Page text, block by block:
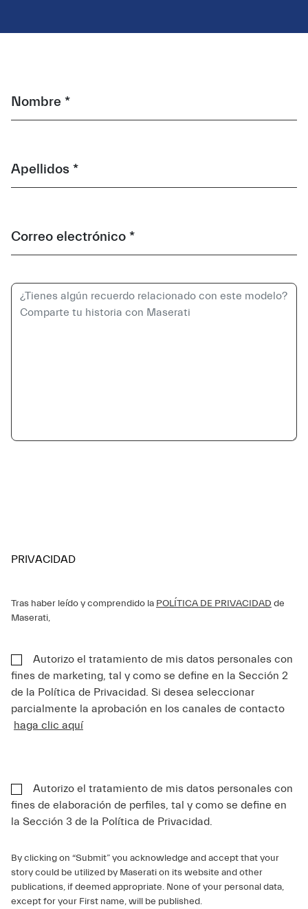
Nombre *
Apellidos *
Correo electrónico *
PRIVACIDAD
Tras haber leído y comprendido la POLÍTICA DE PRIVACIDAD de
Maserati,
Autorizo el tratamiento de mis datos personales con
fines de marketing, tal y como se define en la Sección 2
de la Política de Privacidad. Si desea seleccionar
parcialmente la aprobación en los canales de contacto
haga clic aquí
Autorizo el tratamiento de mis datos personales con
fines de elaboración de perfiles, tal y como se define en
la Sección 3 de la Política de Privacidad.
By clicking on “Submit” you acknowledge and accept that your
story could be utilized by Maserati on its website and other
publications, if deemed appropriate. None of your personal data,
except for your First name, will be published.